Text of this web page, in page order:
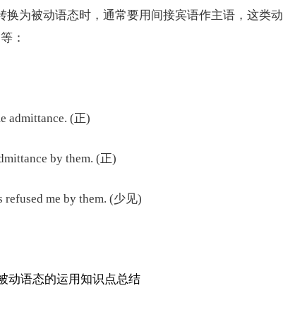
被动语态时，通常要用间接宾语作主语，这类动
：
(正)
by them. (正)
me by them. (少见)
动语态的运用知识点总结